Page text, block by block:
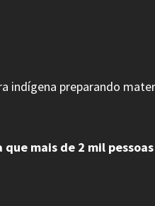
indígena preparando
que mais de 2 mil